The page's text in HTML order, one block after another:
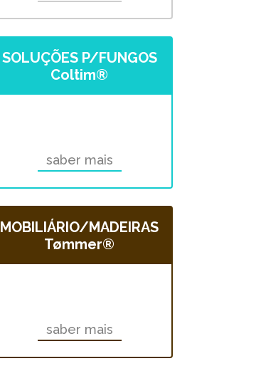
SOLUÇÕES P/FUNGOS
Coltim®
saber mais
MOBILIÁRIO/MADEIRAS
Tømmer®
saber mais